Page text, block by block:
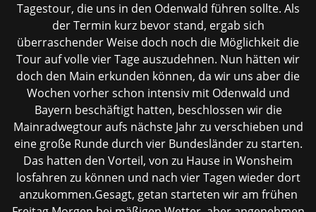
Tagestour, die uns in den Odenwald führen sollte. Als
der Termin kurz bevor stand, ergab sich
überraschender Weise doch noch die Möglichkeit die
Tour auf volle vier Tage auszudehnen. Nun hätten wir
doch den Main erkunden können, da wir uns aber die
Wochen vorher schon intensiv mit Odenwald und
Bayern beschäftigt hatten, beschlossen wir die
Mainradwegtour aufs nächste Jahr zu verschieben und
eine große Runde durch vier Bundesländer zu starten.
Das hatten den Vorteil, von zu Hause in Wonsheim
losfahren zu können und nach vier Tagen wieder dort
anzukommen.Gesagt, getan starteten wir am frühen